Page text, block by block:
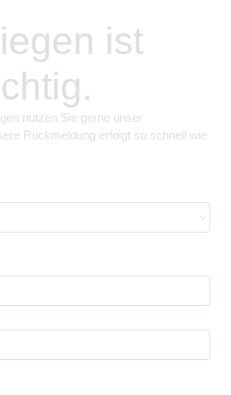
ist
nutzen Sie gerne unser
Rückmeldung erfolgt so schnell wie